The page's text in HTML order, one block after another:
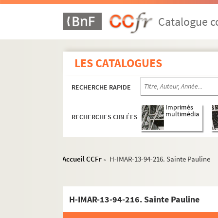
Catalogue
LES CATALOGUES
RECHERCHE RAPIDE
RECHERCHES CIBLÉES
Imprimés
multimédia
Accueil CCFr > H-IMAR-13-94-216. Sainte Pauline
H-IMAR-13-94-216. Sainte Pauline